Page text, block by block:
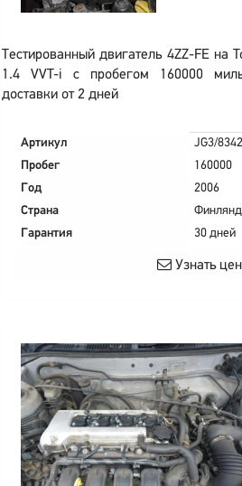
Тестированный двигатель 4ZZ-FE на
1.4 VVT-i с пробегом 160000
доставки от 2 дней
Артикул
JG3/8342
Пробег
160000
Год
2006
Страна
Гарантия
30 дней
Узнать